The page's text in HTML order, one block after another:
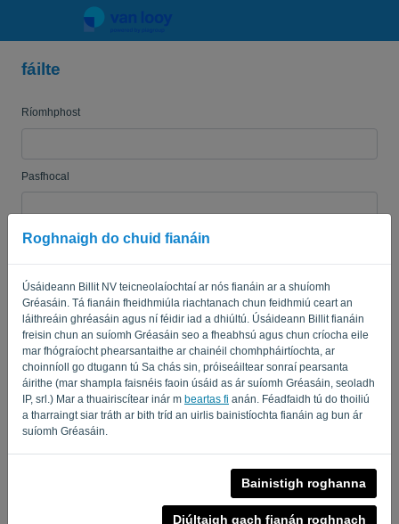
Roghnaigh do chuid fianáin
Úsáideann Billit NV teicneolaíochtaí ar nós fianáin ar a shuíomh
Gréasáin. Tá fianáin fheidhmiúla riachtanach chun feidhmiú ceart an
láithreáin ghréasáin agus ní féidir iad a dhiúltú. Úsáideann Billit fianáin
freisin chun an suíomh Gréasáin seo a fheabhsú agus chun críocha eile
mar fhógraíocht phearsantaithe ar chainéil chomhpháirtíochta, ar
choinníoll go dtugann tú Sa chás sin, próiseáiltear sonraí pearsanta
áirithe (mar shampla faisnéis faoin úsáid as ár suíomh Gréasáin, seoladh
IP, srl.) Mar a thuairiscítear inár m beartas fi anán. Féadfaidh tú do thoiliú
a tharraingt siar tráth ar bith tríd an uirlis bainistíochta fianáin ag bun ár
suíomh Gréasáin.
Bainistigh roghanna
Diúltaigh gach fianán roghnach
fáilte
Ríomhphost
Pasfhocal
Cuir i gcuimhne dom
SÍNIGH ISTEACH
Polasaí Príobháideachta